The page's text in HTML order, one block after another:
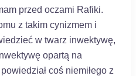
przed oczami Rafiki.
z takim cynizmem i
w twarz inwektywę,
opartą na
coś niemiłego z